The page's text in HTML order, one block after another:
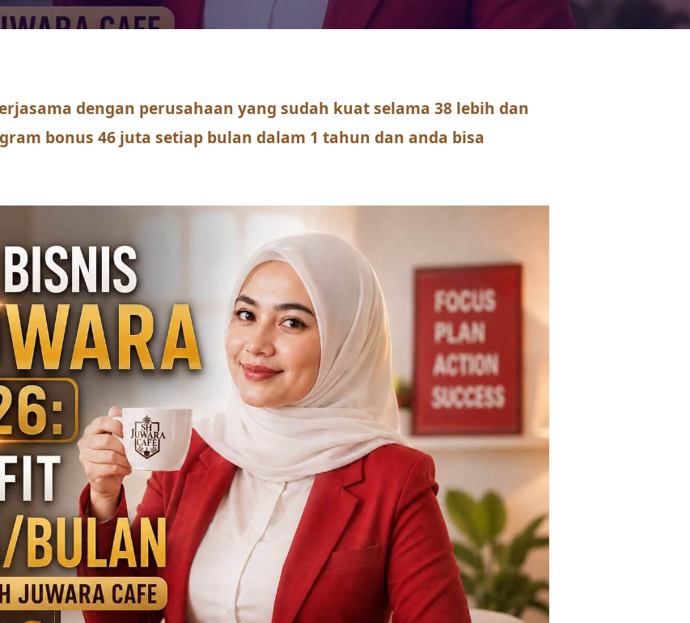
dengan perusahaan yang sudah kuat selama 38 lebih dan
bonus 46 juta setiap bulan dalam 1 tahun dan anda bisa